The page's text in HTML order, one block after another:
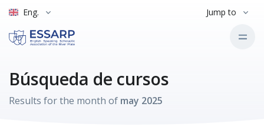
Eng. Jump to
Búsqueda de cursos
Results for the month of may 2025